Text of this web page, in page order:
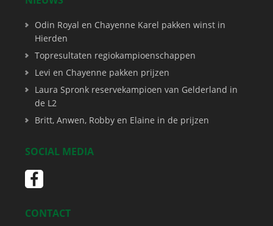
Odin Royal en Chayenne Karel pakken winst in
Hierden
Topresultaten regiokampioenschappen
Levi en Chayenne pakken prijzen
Laura Spronk reservekampioen van Gelderland in
de L2
Britt, Anwen, Robby en Elaine in de prijzen
SOCIAL MEDIA
CONTACT